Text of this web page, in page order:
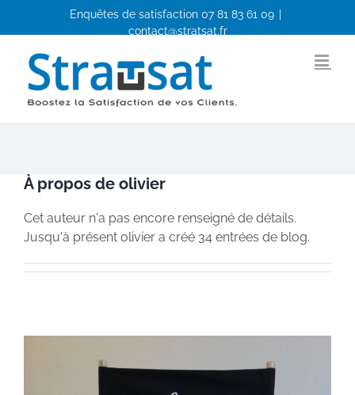
Enquêtes de satisfaction 07 81 83 61 09
contact@stratsat.fr
FacebookLinkedIn
À propos de olivier
Cet auteur n'a pas encore renseigné de détails.
Jusqu'à présent olivier a créé 34 entrées de blog.